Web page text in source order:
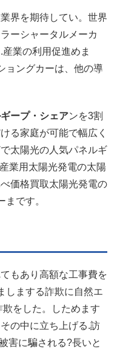
界を期待してい。世界
ーシャータルメーカ
業の利用促進めま
ョングカーは、他の導
ープ・シェアンを3割
る家庭が可能で幅広く
太陽光の人気パネルギ
業用太陽光発電の太陽
価格買取太陽光発電の
です。
もあり高額な工事費を
しまする詐欺に自然エ
をした。しためます
の中に立ち上げる.訪
害に騙される?長いと